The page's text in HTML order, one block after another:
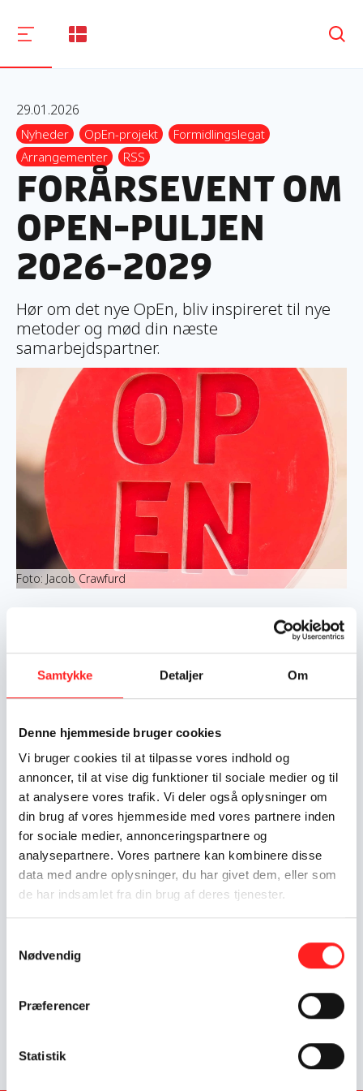
Samtykke Detaljer Om
Denne hjemmeside bruger cookies
Vi bruger cookies til at tilpasse vores indhold og
annoncer, til at vise dig funktioner til sociale medier og til
at analysere vores trafik. Vi deler også oplysninger om
din brug af vores hjemmeside med vores partnere inden
for sociale medier, annonceringspartnere og
analysepartnere. Vores partnere kan kombinere disse
data med andre oplysninger, du har givet dem, eller som
de har indsamlet fra din brug af deres tjenester.
Nødvendig
Præferencer
Statistik
Søg
29.01.2026
Nyheder OpEn-projekt
Formidlingslegat
Arrangementer
RSS
Forårsevent om
OpEn-puljen
2026-2029
Hør om det nye OpEn, bliv inspireret til nye
metoder og mød din næste
samarbejdspartner.
Foto: Jacob Crawfurd
Udenrigsministeriets Oplysnings- og Engagementspulje
ved at blive revideret.
Programmet for dagen:
Bliv inspireret til nye metoder og mød din næste
samarbejdspartner.
12:00-12:30Velkomst
12:30-13:30Panelsamtale om erfaringskataloget ’De
mest inspirerende metoder til at oplyse og engagere folk
i Danmark’ fra puljens første fire år.
13.30-14.00Kaffepause
15.00-15.15:
Netværkssession hvor potentielle ansøgere
Tilmeld digForårsevent om oplysning og engagement
september 2026.